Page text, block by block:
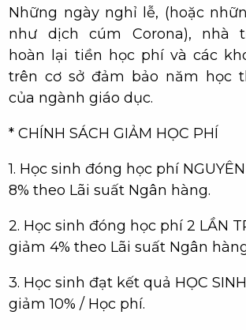
Những ngày nghỉ lễ, (hoặc
như dịch cúm Corona), nhà
hoàn lại tiền học phí và các
trên cơ sở đảm bảo năm học
của ngành giáo dục.
* CHÍNH SÁCH GIẢM HỌC PHÍ
1. Học sinh đóng học phí
8% theo Lãi suất Ngân hàng.
2. Học sinh đóng học phí 2 LẦN
giảm 4% theo Lãi suất Ngân
3. Học sinh đạt kết quả HỌC
giảm 10% / Học phí.